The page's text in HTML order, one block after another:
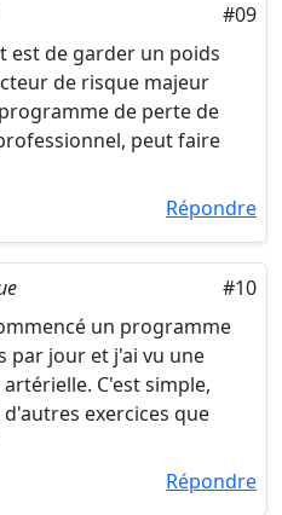
#09
de garder un poids
de risque majeur
de perte de
peut faire
Répondre
#10
un programme
par jour et j'ai vu une
C'est simple,
exercices que
Répondre